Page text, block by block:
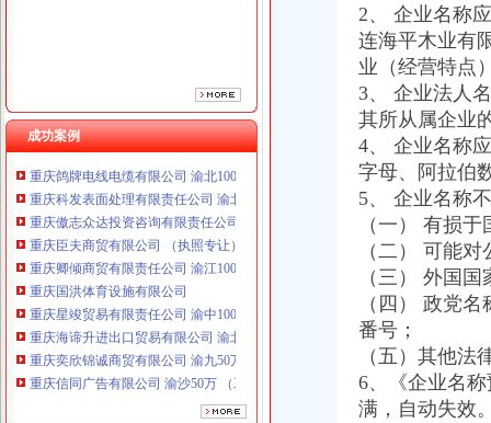
成功案例
重庆鸽牌电线电缆有限公司 渝北10010万 (进出口权)
重庆科发表面处理有限责任公司 渝北800万 （进出口权）
重庆傲志众达投资咨询有限责任公司 渝九1000万 （增资）
重庆臣夫商贸有限公司 （执照专让）
重庆卿倾商贸有限责任公司 渝江100万 （工商注册）
重庆国洪体育设施有限公司
重庆星竣贸易有限责任公司 渝中100万 （进出口权）
重庆海谛升进出口贸易有限公司 渝北100万 （进出口权）
重庆奕欣锦诚商贸有限公司 渝九50万 （工商注册）
重庆信同广告有限公司 渝沙50万 （工商注册）
重庆三虹房地产营销策划有限公司
重庆鸽牌电线电缆有限公司 渝北10010万 (进出口权)
2、 企业名称
连海平木业有
业（经营特点
3、 企业法人
其所从属企业
4、 企业名称
字母、阿拉伯
5、 企业名称
（一） 有损
（二） 可能
（三） 外国
（四） 政党
番号；
（五）其他法
6、《企业名
满，自动失效